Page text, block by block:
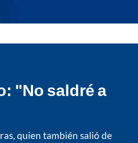
"No saldré a
quien también salió de